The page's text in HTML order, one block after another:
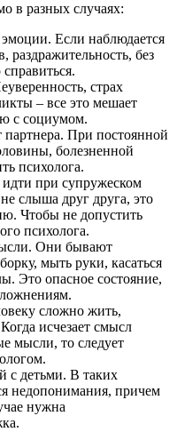
в разных случаях:
Если наблюдается
раздражительность, без
страх
– все это мешает
с социумом.
партнера. При постоянной
болезненной
психолога.
идти при супружеском
слыша друг друга, это
Чтобы не допустить
психолога.
Они бывают
мыть руки, касаться
Это опасное состояние,
сложно жить,
исчезает смысл
мысли, то следует
с детьми. В таких
недопонимания, причем
нужна